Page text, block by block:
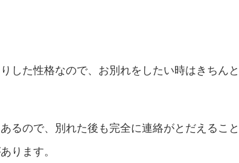
した性格なので、お別れをしたい時はきちんと
るので、別れた後も完全に連絡がとだえること
ります。